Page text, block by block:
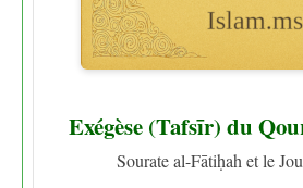
Exégèse (Tafsīr) du
Sourate al-Fātiḥah et le